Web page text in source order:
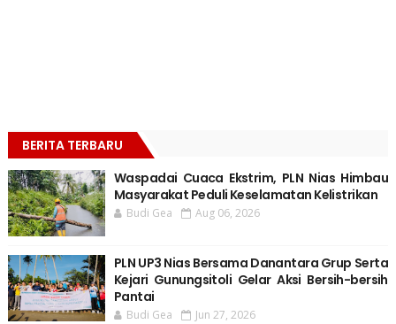
BERITA TERBARU
Waspadai Cuaca Ekstrim, PLN Nias Himbau
Masyarakat Peduli Keselamatan Kelistrikan
Budi Gea Aug 06, 2026
PLN UP3 Nias Bersama Danantara Grup Serta
Kejari Gunungsitoli Gelar Aksi Bersih-bersih
Pantai
Budi Gea Jun 27, 2026